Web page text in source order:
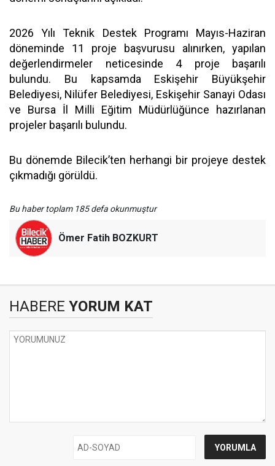
2026 Yılı Teknik Destek Programı Mayıs-Haziran
döneminde 11 proje başvurusu alınırken, yapılan
değerlendirmeler neticesinde 4 proje başarılı
bulundu. Bu kapsamda Eskişehir Büyükşehir
Belediyesi, Nilüfer Belediyesi, Eskişehir Sanayi Odası
ve Bursa İl Milli Eğitim Müdürlüğünce hazırlanan
projeler başarılı bulundu.
Bu dönemde Bilecik’ten herhangi bir projeye destek
çıkmadığı görüldü.
Bu haber toplam 185 defa okunmuştur
Ömer Fatih BOZKURT
HABERE YORUM KAT